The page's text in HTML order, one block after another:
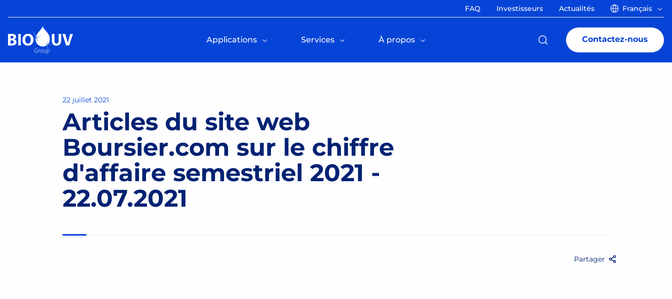
FAQ Investisseurs Actualités Français
Applications Services À propos Contactez-nous
22 juillet 2021
Articles du site web
Boursier.com sur le chiffre
d'affaire semestriel 2021 -
22.07.2021
Partager